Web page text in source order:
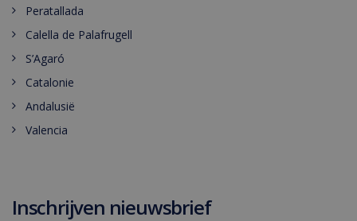
Peratallada
Calella de Palafrugell
S’Agaró
Catalonie
Andalusië
Valencia
Inschrijven nieuwsbrief